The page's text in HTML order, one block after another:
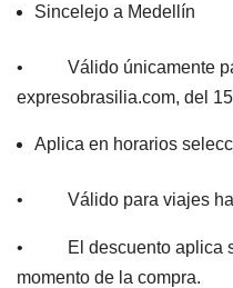
Sincelejo a Medellín
• Válido únicamente
expresobrasilia.com, del
Aplica en horarios
• Válido para viajes
• El descuento aplica
momento de la compra.